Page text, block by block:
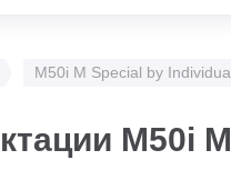
M50i M Special by
M50i